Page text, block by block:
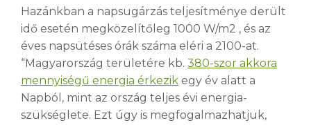
Hazánkban a napsugárzás teljesítménye derült
idő esetén megközelítőleg 1000 W/m2 , és az
éves napsütéses órák száma eléri a 2100-at.
“Magyarország területére kb. 380-szor akkora
mennyiségű energia érkezik egy év alatt a
Napból, mint az ország teljes évi energia-
szükséglete. Ezt úgy is megfogalmazhatjuk,